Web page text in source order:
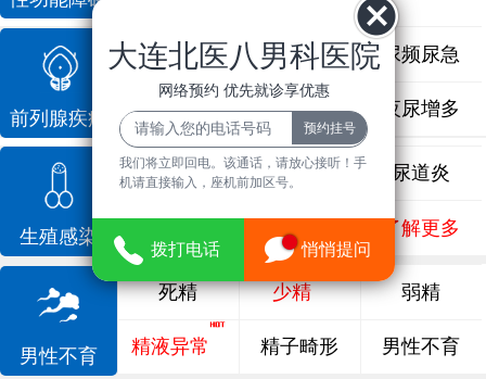
前列腺疾病
前列腺炎 前列腺痛 尿频尿急
前列腺增生 排尿不畅 夜尿增多
生殖感染
龟头炎 睾丸炎 尿道炎
了解更多
男性不育
死精 少精 弱精
精液异常 精子畸形 男性不育
大连北医八男科医院
网络预约 优先就诊享优惠
我们将立即回电。该通话，请放心接听！手
机请直接输入，座机前加区号。
拨打电话 悄悄提问